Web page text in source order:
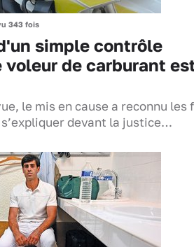
343 fois
simple contrôle
de carburant
le mis en cause a reconnu les
devant la justice…